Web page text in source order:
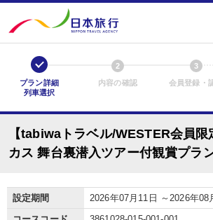
1
プラン詳細
列車選択
2
内容の確認
3
会員登録・
【tabiwaトラベル/WESTER会員
カス 舞台裏潜入ツアー付観賞プラ
設定期間
2026年07月11日 ～2026年08